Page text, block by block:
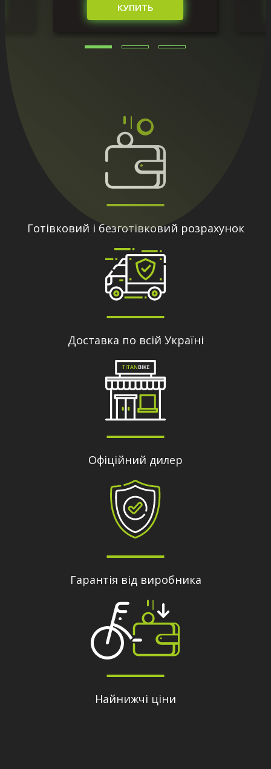
КУПИТЬ
Готівковий і безготівковий розрахунок
Доставка по всій Україні
Офіційний дилер
Гарантія від виробника
Найнижчі ціни